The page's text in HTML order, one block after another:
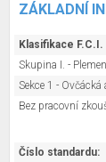
ZÁKLADNÍ
Klasifikace F.C.I.
Skupina I. -
Sekce 1 -
Bez pracovní
Číslo standardu: